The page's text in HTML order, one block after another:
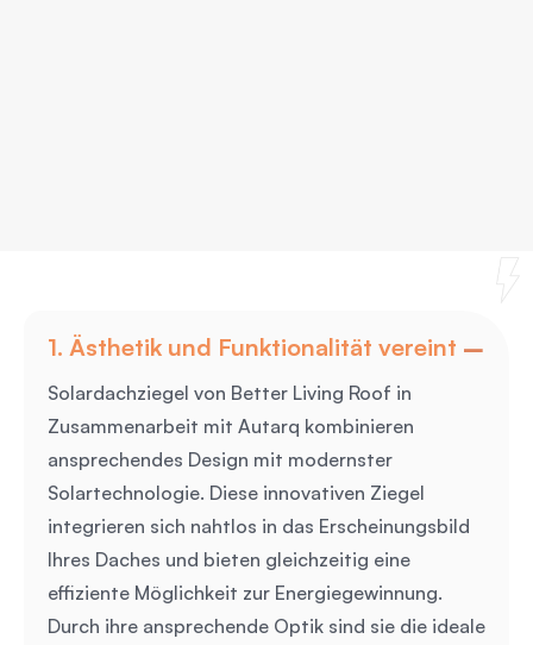
1. Ästhetik und Funktionalität vereint
Solardachziegel von Better Living Roof in
Zusammenarbeit mit Autarq kombinieren
ansprechendes Design mit modernster
Solartechnologie. Diese innovativen Ziegel
integrieren sich nahtlos in das Erscheinungsbild
Ihres Daches und bieten gleichzeitig eine
effiziente Möglichkeit zur Energiegewinnung.
Durch ihre ansprechende Optik sind sie die ideale